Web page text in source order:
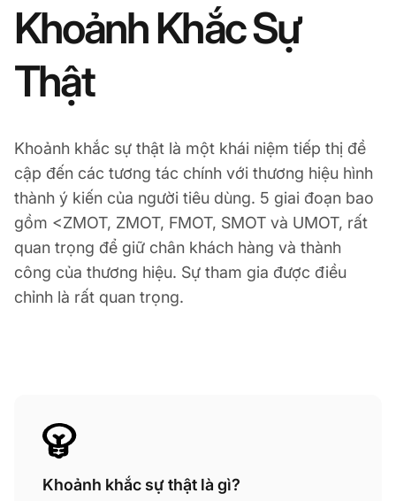
Khoảnh Khắc Sự
Thật
Khoảnh khắc sự thật là một khái niệm tiếp thị đề
cập đến các tương tác chính với thương hiệu hình
thành ý kiến của người tiêu dùng. 5 giai đoạn bao
gồm <ZMOT, ZMOT, FMOT, SMOT và UMOT, rất
quan trọng để giữ chân khách hàng và thành
công của thương hiệu. Sự tham gia được điều
chỉnh là rất quan trọng.
Khoảnh khắc sự thật là gì?